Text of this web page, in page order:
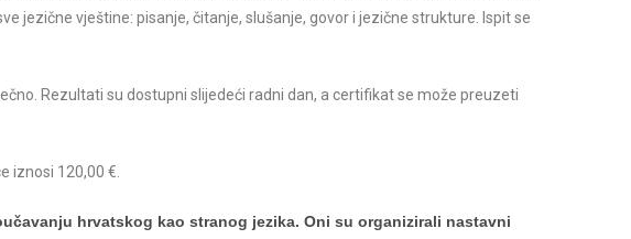
jezične vještine: pisanje, čitanje, slušanje, govor i jezične strukture. Ispit se
Rezultati su dostupni slijedeći radni dan, a certifikat se može preuzeti
iznosi 120,00 €.
hrvatskog kao stranog jezika. Oni su organizirali nastavni